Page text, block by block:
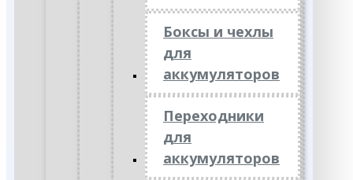
Боксы и чехлы
для
аккумуляторов
Переходники
для
аккумуляторов